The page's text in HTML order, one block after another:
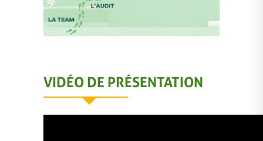
VIDÉO DE PRÉSENTATION